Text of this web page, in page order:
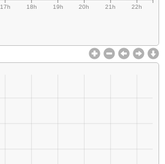
17h 18h 19h 20h 21h 22h